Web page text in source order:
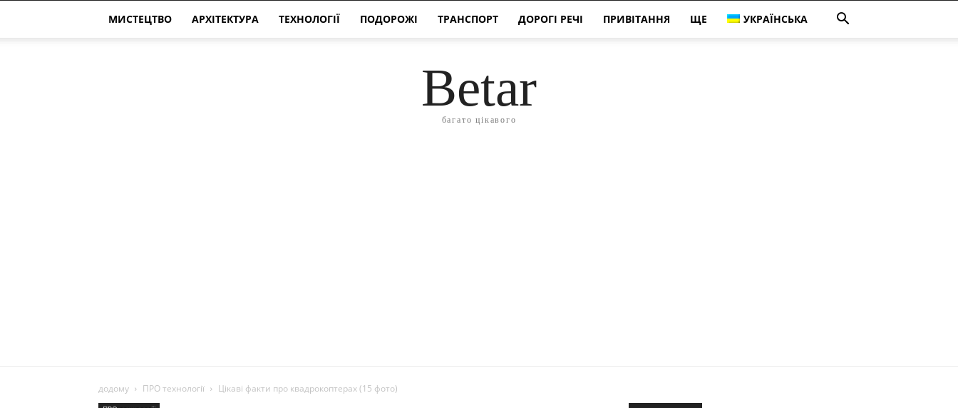
МИСТЕЦТВО АРХІТЕКТУРА ТЕХНОЛОГІЇ ПОДОРОЖІ ТРАНСПОРТ ДОРОГІ РЕЧІ ПРИВІТАННЯ ЩЕ УКРАЇНСЬКА
Betar
багато цікавого
додому ПРО технології Цікаві факти про квадрокоптерах (15 фото)